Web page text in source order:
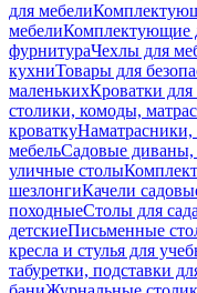
для мебели
мебелиКомплектующие
фурнитураЧехлы для
кухниТовары для
маленькихКроватки
столики, комоды,
кроваткуНаматрасники,
мебельСадовые диваны,
уличные столы
шезлонгиКачели
походныеСтолы для сада
детскиеПисьменные
кресла и стулья для
табуретки, подставки